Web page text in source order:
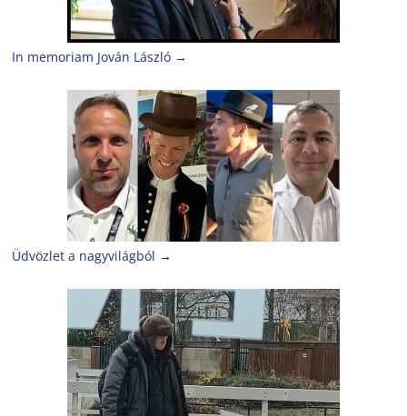
In memoriam Jován László →
Üdvözlet a nagyvilágból →